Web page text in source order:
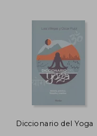
Diccionario del Yoga